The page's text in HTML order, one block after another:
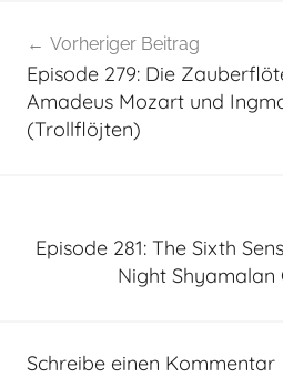
Vorheriger Beitrag
Episode 279: Die
Amadeus Mozart und
(Trollflöjten)
Episode 281: The Sixth
Night
Schreibe einen Kommentar